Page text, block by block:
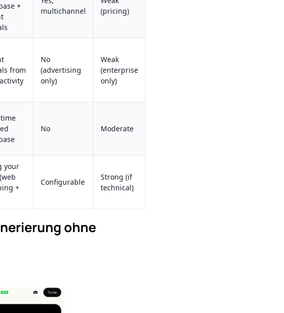
+
multichannel
(pricing)
from
No
(advertising
only)
Weak
(enterprise
only)
No Moderate
your
+
Configurable
Strong (if
technical)
ohne